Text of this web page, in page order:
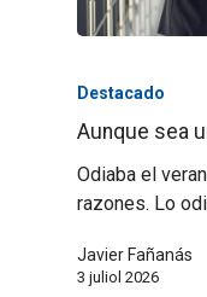
Destacado
Aunque sea
Odiaba el
razones. Lo
Javier Fañanás
3 juliol 2026